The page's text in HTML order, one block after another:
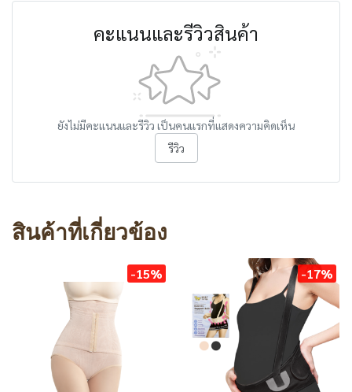
คะแนนและรีวิวสินค้า
ยังไม่มีคะแนนและรีวิว เป็นคนแรกที่แสดงความคิดเห็น
รีวิว
สินค้าที่เกี่ยวข้อง
-15% -17%